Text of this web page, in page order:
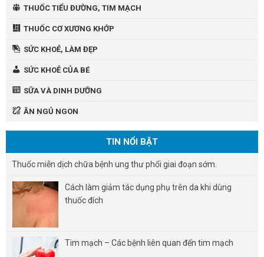
THUỐC TIỂU ĐƯỜNG, TIM MẠCH
THUỐC CƠ XƯƠNG KHỚP
SỨC KHOẺ, LÀM ĐẸP
SỨC KHOẺ CỦA BÉ
SỮA VÀ DINH DƯỠNG
ĂN NGỦ NGON
TIN NỔI BẬT
Thuốc miễn dịch chữa bệnh ung thư phổi giai đoạn sớm.
Cách làm giảm tác dụng phụ trên da khi dùng
thuốc đích
Tim mạch – Các bệnh liên quan đến tim mạch